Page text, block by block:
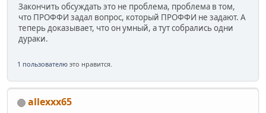
Закончить обсуждать это не проблема, проблема в том,
что ПРОФФИ задал вопрос, который ПРОФФИ не задают. А
теперь доказывает, что он умный, а тут собрались одни
дураки.
1 пользователю это нравится.
allexxx65